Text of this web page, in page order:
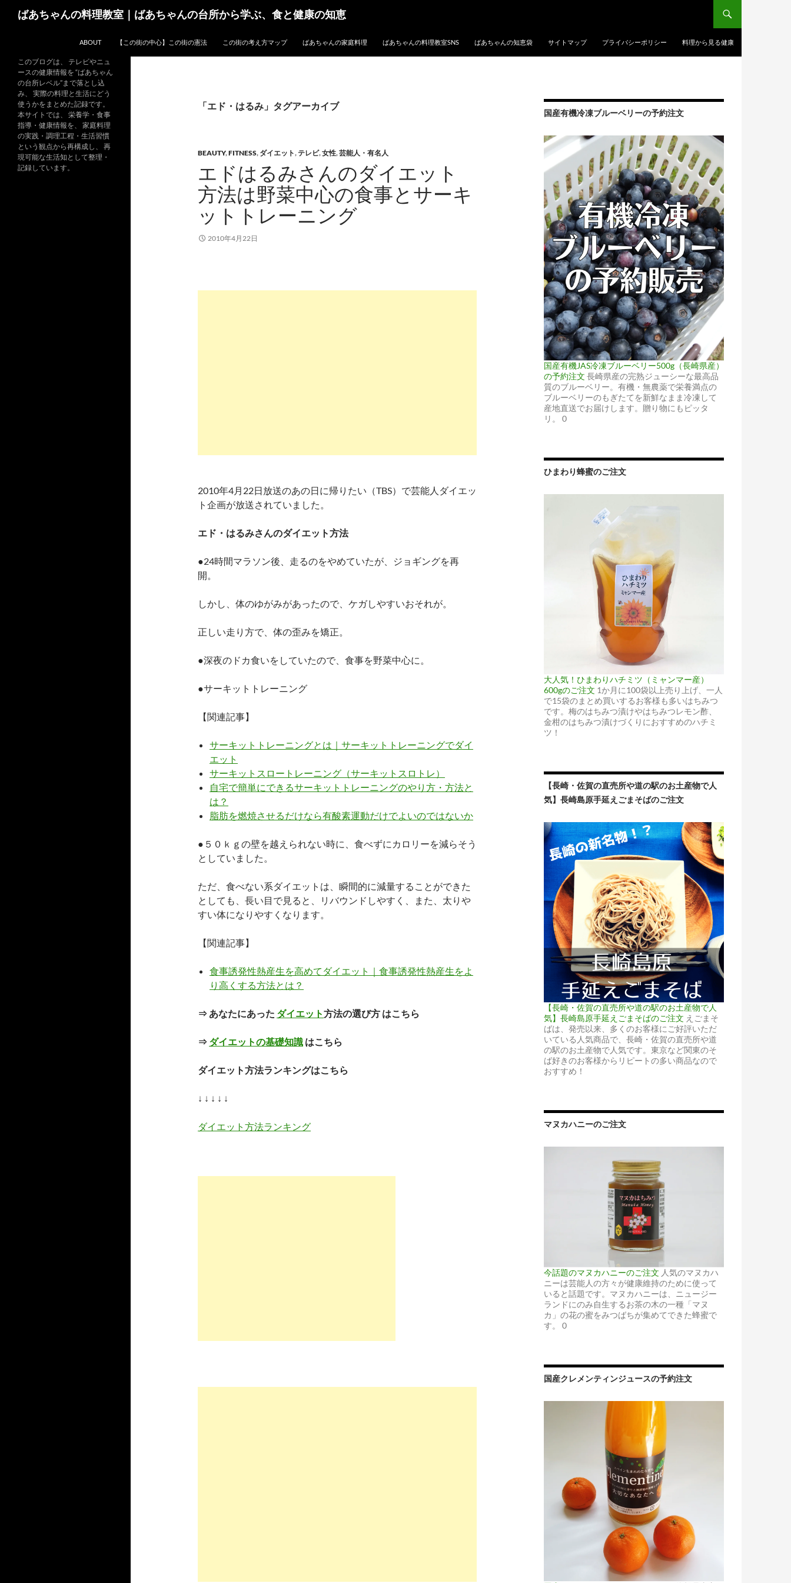
ばあちゃんの料理教室｜ばあちゃんの台所から学ぶ、食と健康の知恵
ABOUT 【この街の中心】この街の憲法 この街の考え方マップ ばあちゃんの家庭料理 ばあちゃんの料理教室SNS ばあちゃんの知恵袋 サイトマップ プライバシーポリシー 料理から見る健康
「エド・はるみ」タグアーカイブ
BEAUTY,FITNESS, ダイエット,テレビ,女性,芸能人・有名人
エドはるみさんのダイエット
方法は野菜中心の食事とサーキ
ットトレーニング
2010年4月22日
2010年4月22日放送のあの日に帰りたい（TBS）で芸能人ダイエッ
ト企画が放送されていました。
エド・はるみさんのダイエット方法
●24時間マラソン後、走るのをやめていたが、ジョギングを再
開。
しかし、体のゆがみがあったので、ケガしやすいおそれが。
正しい走り方で、体の歪みを矯正。
●深夜のドカ食いをしていたので、食事を野菜中心に。
●サーキットトレーニング
【関連記事】
サーキットトレーニングとは｜サーキットトレーニングでダイ
エット
サーキットスロートレーニング（サーキットスロトレ）
自宅で簡単にできるサーキットトレーニングのやり方・方法と
は？
脂肪を燃焼させるだけなら有酸素運動だけでよいのではないか
●５０ｋｇの壁を越えられない時に、食べずにカロリーを減らそう
としていました。
ただ、食べない系ダイエットは、瞬間的に減量することができた
としても、長い目で見ると、リバウンドしやすく、また、太りや
すい体になりやすくなります。
【関連記事】
食事誘発性熱産生を高めてダイエット｜食事誘発性熱産生をよ
り高くする方法とは？
⇒ あなたにあった ダイエット方法の選び方 はこちら
⇒ ダイエットの基礎知識 はこちら
ダイエット方法ランキングはこちら
↓ ↓ ↓ ↓ ↓
ダイエット方法ランキング
国産有機冷凍ブルーベリーの予約注文
国産有機JAS冷凍ブルーベリー500g（長崎県産）
の予約注文 長崎県産の完熟ジューシーな最高品
質のブルーベリー。有機・無農薬で栄養満点の
ブルーベリーのもぎたてを新鮮なまま冷凍して
産地直送でお届けします。贈り物にもピッタ
リ。 0
ひまわり蜂蜜のご注文
大人気！ひまわりハチミツ（ミャンマー産）
600gのご注文 1か月に100袋以上売り上げ、一人
で15袋のまとめ買いするお客様も多いはちみつ
です。梅のはちみつ漬けやはちみつレモン酢、
金柑のはちみつ漬けづくりにおすすめのハチミ
ツ！
【長崎・佐賀の直売所や道の駅のお土産物で人
気】長崎島原手延えごまそばのご注文
【長崎・佐賀の直売所や道の駅のお土産物で人
気】長崎島原手延えごまそばのご注文 えごまそ
ばは、発売以来、多くのお客様にご好評いただ
いている人気商品で、長崎・佐賀の直売所や道
の駅のお土産物で人気です。東京など関東のそ
ば好きのお客様からリピートの多い商品なので
おすすめ！
マヌカハニーのご注文
今話題のマヌカハニーのご注文 人気のマヌカハ
ニーは芸能人の方々が健康維持のために使って
いると話題です。マヌカハニーは、ニュージー
ランドにのみ自生するお茶の木の一種「マヌ
カ」の花の蜜をみつばちが集めてできた蜂蜜で
す。 0
国産クレメンティンジュースの予約注文
このブログは、 テレビやニュ
ースの健康情報を “ばあちゃん
の台所レベル”まで落とし込
み、 実際の料理と生活にどう
使うかをまとめた記録です。
本サイトでは、 栄養学・食事
指導・健康情報を、 家庭料理
の実践・調理工程・生活習慣
という観点から再構成し、 再
現可能な生活知として整理・
記録しています。